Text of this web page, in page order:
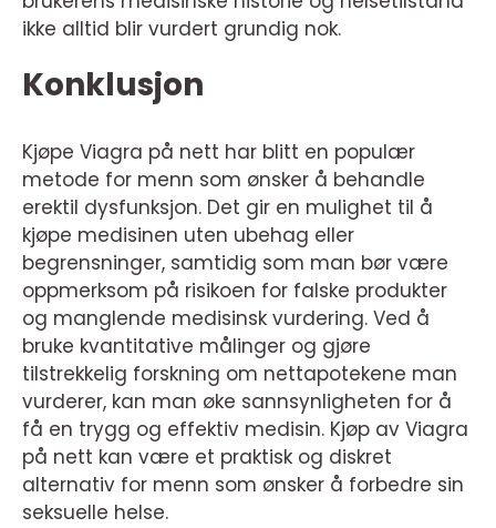
ikke alltid blir vurdert grundig nok.
Konklusjon
Kjøpe Viagra på nett har blitt en populær
metode for menn som ønsker å behandle
erektil dysfunksjon. Det gir en mulighet til å
kjøpe medisinen uten ubehag eller
begrensninger, samtidig som man bør være
oppmerksom på risikoen for falske produkter
og manglende medisinsk vurdering. Ved å
bruke kvantitative målinger og gjøre
tilstrekkelig forskning om nettapotekene man
vurderer, kan man øke sannsynligheten for å
få en trygg og effektiv medisin. Kjøp av Viagra
på nett kan være et praktisk og diskret
alternativ for menn som ønsker å forbedre sin
seksuelle helse.